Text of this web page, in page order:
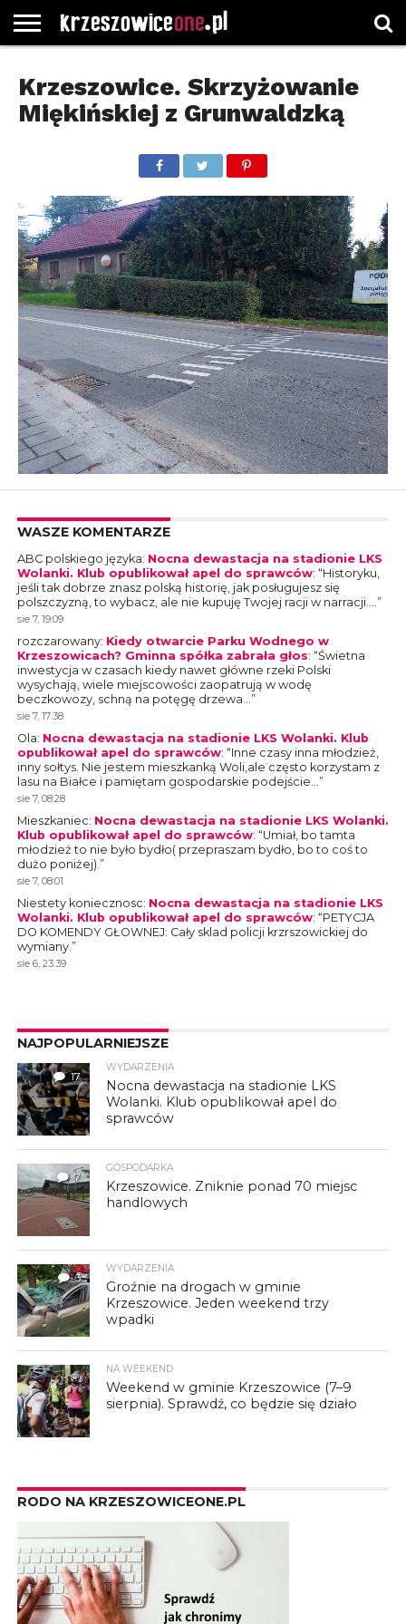
SAMORZĄDOWE
KATEGORIE
JAZDY
WATCH
Krzeszowice. Skrzyżowanie
Miękińskiej z Grunwaldzką
WASZE KOMENTARZE
ABC polskiego języka: Nocna dewastacja na stadionie LKS
Wolanki. Klub opublikował apel do sprawców: “Historyku,
jeśli tak dobrze znasz polską historię, jak posługujesz się
polszczyzną, to wybacz, ale nie kupuję Twojej racji w narracji.… ”
sie 7, 19:09
rozczarowany: Kiedy otwarcie Parku Wodnego w
Krzeszowicach? Gminna spółka zabrała głos: “Świetna
inwestycja w czasach kiedy nawet główne rzeki Polski
wysychają, wiele miejscowości zaopatrują w wodę
beczkowozy, schną na potęgę drzewa… ”
sie 7, 17:38
Ola: Nocna dewastacja na stadionie LKS Wolanki. Klub
opublikował apel do sprawców: “Inne czasy inna młodzież,
inny sołtys. Nie jestem mieszkanką Woli,ale często korzystam z
lasu na Białce i pamiętam gospodarskie podejście… ”
sie 7, 08:28
Mieszkaniec: Nocna dewastacja na stadionie LKS Wolanki.
Klub opublikował apel do sprawców: “Umiał, bo tamta
młodzież to nie było bydło( przepraszam bydło, bo to coś to
dużo poniżej). ”
sie 7, 08:01
Niestety koniecznosc: Nocna dewastacja na stadionie LKS
Wolanki. Klub opublikował apel do sprawców: “PETYCJA
DO KOMENDY GŁOWNEJ: Cały sklad policji krzrszowickiej do
wymiany. ”
sie 6, 23:39
NAJPOPULARNIEJSZE
17
WYDARZENIA
Nocna dewastacja na stadionie LKS
Wolanki. Klub opublikował apel do
sprawców
7
GOSPODARKA
Krzeszowice. Zniknie ponad 70 miejsc
handlowych
3
WYDARZENIA
Groźnie na drogach w gminie
Krzeszowice. Jeden weekend trzy
wpadki
NA WEEKEND
Weekend w gminie Krzeszowice (7–9
sierpnia). Sprawdź, co będzie się działo
RODO NA KRZESZOWICEONE.PL